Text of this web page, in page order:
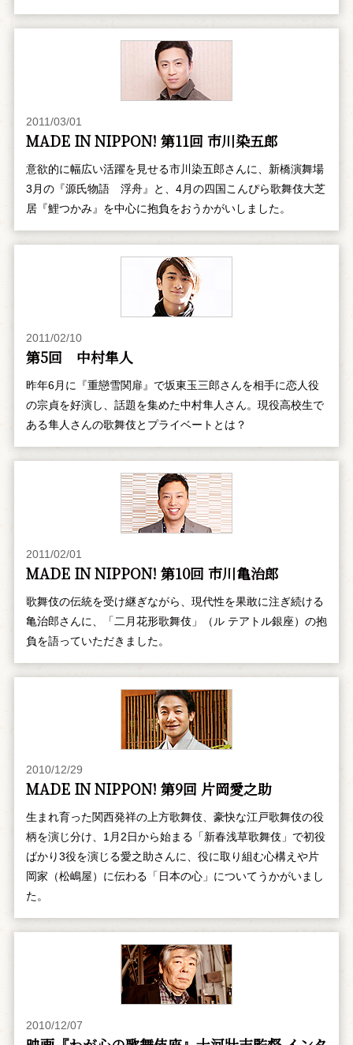
2011/03/01
MADE IN NIPPON! 第11回 市川染五郎
意欲的に幅広い活躍を見せる市川染五郎さんに、新橋演舞場
3月の『源氏物語 浮舟』と、4月の四国こんぴら歌舞伎大芝
居『鯉つかみ』を中心に抱負をおうかがいしました。
2011/02/10
第5回 中村隼人
昨年6月に『重戀雪関扉』で坂東玉三郎さんを相手に恋人役
の宗貞を好演し、話題を集めた中村隼人さん。現役高校生で
ある隼人さんの歌舞伎とプライベートとは？
2011/02/01
MADE IN NIPPON! 第10回 市川亀治郎
歌舞伎の伝統を受け継ぎながら、現代性を果敢に注ぎ続ける
亀治郎さんに、「二月花形歌舞伎」（ル テアトル銀座）の抱
負を語っていただきました。
2010/12/29
MADE IN NIPPON! 第9回 片岡愛之助
生まれ育った関西発祥の上方歌舞伎、豪快な江戸歌舞伎の役
柄を演じ分け、1月2日から始まる「新春浅草歌舞伎」で初役
ばかり3役を演じる愛之助さんに、役に取り組む心構えや片
岡家（松嶋屋）に伝わる「日本の心」についてうかがいまし
た。
2010/12/07